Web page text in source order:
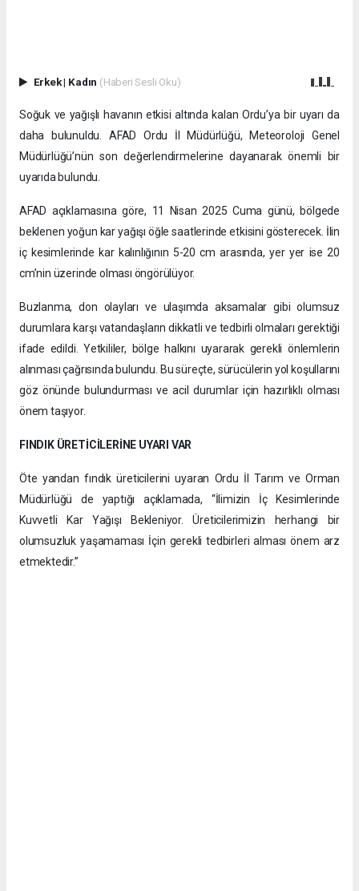
Erkek| Kadın (Haberi Sesli Oku)
Soğuk ve yağışlı havanın etkisi altında kalan Ordu’ya bir uyarı da
daha bulunuldu. AFAD Ordu İl Müdürlüğü, Meteoroloji Genel
Müdürlüğü’nün son değerlendirmelerine dayanarak önemli bir
uyarıda bulundu.
AFAD açıklamasına göre, 11 Nisan 2025 Cuma günü, bölgede
beklenen yoğun kar yağışı öğle saatlerinde etkisini gösterecek. İlin
iç kesimlerinde kar kalınlığının 5-20 cm arasında, yer yer ise 20
cm’nin üzerinde olması öngörülüyor.
Buzlanma, don olayları ve ulaşımda aksamalar gibi olumsuz
durumlara karşı vatandaşların dikkatli ve tedbirli olmaları gerektiği
ifade edildi. Yetkililer, bölge halkını uyararak gerekli önlemlerin
alınması çağrısında bulundu. Bu süreçte, sürücülerin yol koşullarını
göz önünde bulundurması ve acil durumlar için hazırlıklı olması
önem taşıyor.
FINDIK ÜRETİCİLERİNE UYARI VAR
Öte yandan fındık üreticilerini uyaran Ordu İl Tarım ve Orman
Müdürlüğü de yaptığı açıklamada, “İlimizin İç Kesimlerinde
Kuvvetli Kar Yağışı Bekleniyor. Üreticilerimizin herhangi bir
olumsuzluk yaşamaması İçin gerekli tedbirleri alması önem arz
etmektedir.”